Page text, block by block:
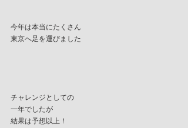
今年は本当にたくさん
東京へ足を運びました
チャレンジとしての
一年でしたが
結果は予想以上！